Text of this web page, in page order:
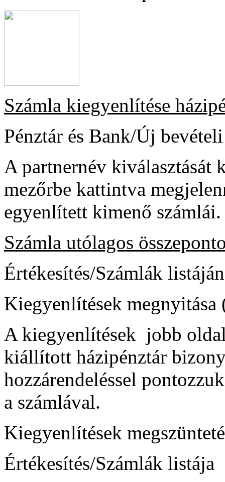
Számla kiegyenlítése
Pénztár és Bank/Új
A partnernév kiválasztását
mezőrbe kattintva
egyenlített kimenő számlái.
Számla utólagos
Értékesítés/Számlák
Kiegyenlítések megnyitása
A kiegyenlítések jobb
kiállított házipénztár
hozzárendeléssel
a számlával.
Kiegyenlítések
Értékesítés/Számlák listája